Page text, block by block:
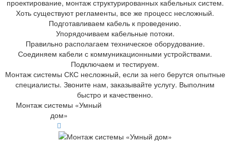
проектирование, монтаж структурированных кабельных систем.
Хоть существуют регламенты, все же процесс несложный.
Подготавливаем кабель к проведению.
Упорядочиваем кабельные потоки.
Правильно располагаем техническое оборудование.
Соединяем кабели с коммуникационными устройствами.
Подключаем и тестируем.
Монтаж системы СКС несложный, если за него берутся опытные
специалисты. Звоните нам, заказывайте услугу. Выполним
быстро и качественно.
Монтаж системы «Умный
дом»